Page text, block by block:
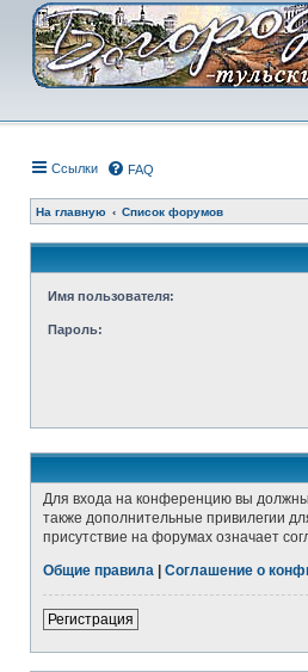
Ссылки FAQ
На главную Список форумов
Имя пользователя:
Пароль:
Для входа на конференцию вы должны
также дополнительные привилегии
присутствие на форумах означает
Общие правила
Соглашение о
Регистрация